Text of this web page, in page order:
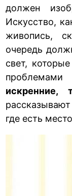
должен
Искусство,
живопись,
очередь
свет,
искренние,
где есть